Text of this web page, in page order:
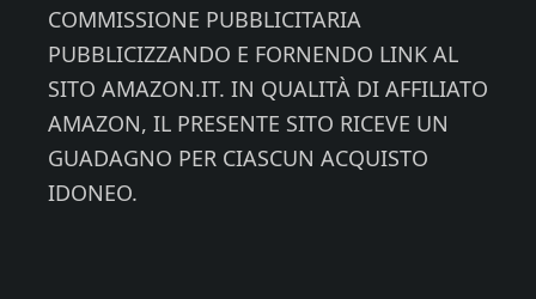
COMMISSIONE PUBBLICITARIA
PUBBLICIZZANDO E FORNENDO LINK AL
SITO AMAZON.IT. IN QUALITÀ DI AFFILIATO
AMAZON, IL PRESENTE SITO RICEVE UN
GUADAGNO PER CIASCUN ACQUISTO
IDONEO.